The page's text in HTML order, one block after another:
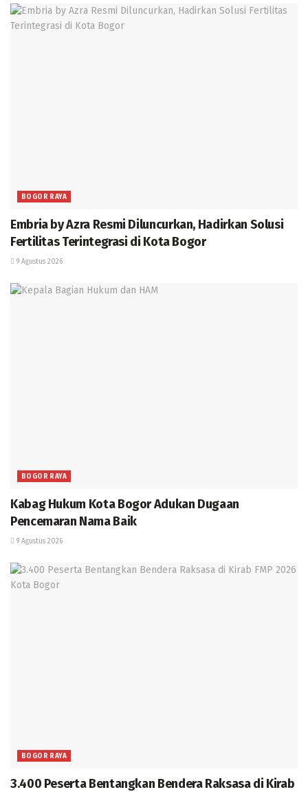
BOGOR RAYA
Embria by Azra Resmi Diluncurkan, Hadirkan Solusi
Fertilitas Terintegrasi di Kota Bogor
9 Agustus 2026
BOGOR RAYA
Kabag Hukum Kota Bogor Adukan Dugaan
Pencemaran Nama Baik
9 Agustus 2026
BOGOR RAYA
3.400 Peserta Bentangkan Bendera Raksasa di Kirab